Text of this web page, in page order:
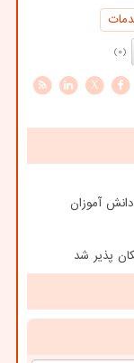
(0)
X
آموزان
پذیر شد